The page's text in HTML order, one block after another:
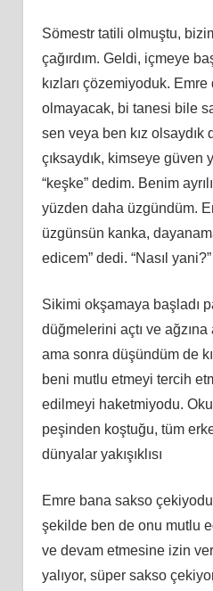
Sömestr tatili olmuştu,
çağırdım. Geldi, içmeye
kızları çözemiyoduk.
olmayacak, bi tanesi bile
sen veya ben kız olsaydık
çıksaydık, kimseye güven
“keşke” dedim. Benim
yüzden daha üzgündüm.
üzgünsün kanka,
edicem” dedi. “Nasıl
Sikimi okşamaya başladı
düğmelerini açtı ve
ama sonra düşündüm de
beni mutlu etmeyi tercih
edilmeyi haketmiyodu.
peşinden koştuğu, tüm
dünyalar yakışıklısı
Emre bana sakso
şekilde ben de onu mutlu
ve devam etmesine izin
yalıyor, süper sakso